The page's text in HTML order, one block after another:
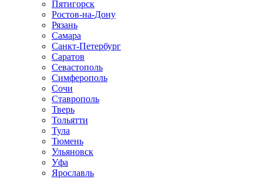
Пятигорск
Ростов-на-Дону
Рязань
Самара
Санкт-Петербург
Саратов
Севастополь
Симферополь
Сочи
Ставрополь
Тверь
Тольятти
Тула
Тюмень
Ульяновск
Уфа
Ярославль